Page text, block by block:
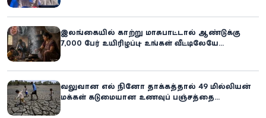
இலங்கையில் காற்று மாசுபாட்டால் ஆண்டுக்கு
7,000 பேர் உயிரிழப்பு – உங்கள் வீட்டிலேயே
வலுவான எல் நினோ தாக்கத்தால் 49 மில்லியன்
மக்கள் கடுமையான உணவுப் பஞ்சத்தை